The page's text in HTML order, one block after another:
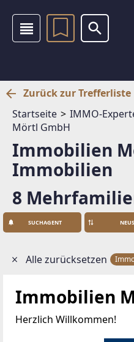
Zurück zur Trefferliste
Startseite
IMMO-
Mörtl GmbH
Immobilien
Immobilien
8
SUCHAGENT
Alle zurücksetzen
Immobilien
Herzlich Willkommen!